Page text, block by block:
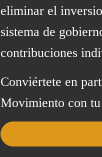
eliminar el
sistema de
contribuciones
Conviértete en
Movimiento con